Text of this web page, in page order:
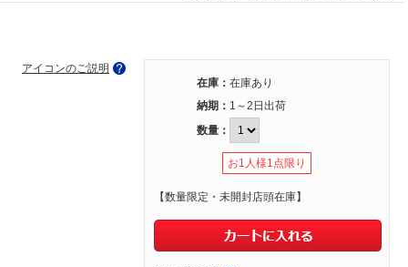
アイコンのご説明
在庫： 在庫あり
納期： 1～2日出荷
数量：
お1人様1点限り
【数量限定・未開封店頭在庫】